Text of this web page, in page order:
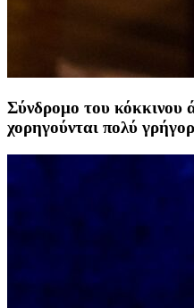
Σύνδρομο του κόκκινου
χορηγούνται πολύ